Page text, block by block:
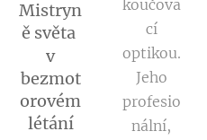
Mistryn
ě světa
v
bezmot
orovém
létání
koučova
cí
optikou.
Jeho
profesio
nální,